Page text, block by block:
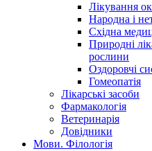
Лікування
Народна і
Східна
Природні
рослини
Оздоровчі
Гомеопатія
Лікарські засоби
Фармакологія
Ветеринарія
Довідники
Мови. Філологія